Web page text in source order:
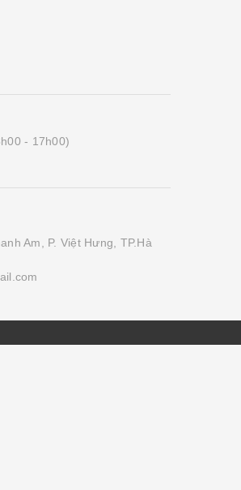
- 17h00)
Am, P. Việt Hưng, TP.Hà